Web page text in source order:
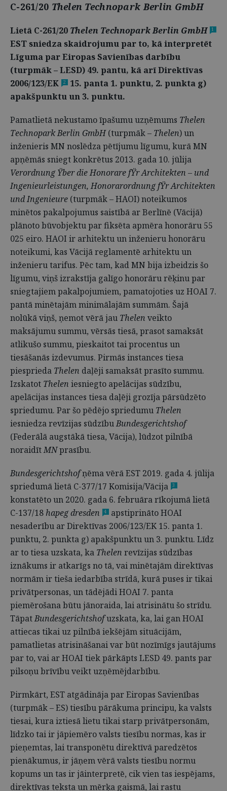
C-261/20 Thelen Technopark Berlin GmbH
Lietā C-261/20 Thelen Technopark Berlin GmbH 1
EST sniedza skaidrojumu par to, kā interpretēt
Līguma par Eiropas Savienības darbību
(turpmāk – LESD) 49. pantu, kā arī Direktīvas
2006/123/EK
2
15. panta 1. punktu, 2. punk­ta g)
apakšpunktu un 3. punktu.
Pamatlietā nekustamo īpašumu uzņēmums Thelen
Technopark Berlin GmbH(turpmāk – Thelen) un
inženieris MN noslēdza pētījumu līgumu, kurā MN
apņēmās sniegt konkrētus 2013. gada 10. jūlija
Verordnung Ÿber die Honorare fŸr Architekten – und
Ingenieurleistungen, Honorarordnung fŸr Architekten
und Ingenieure (turpmāk – HAOI) noteikumos
minētos pakalpojumus saistībā ar Berlīnē (Vācijā)
plānoto būvobjektu par fiksēta apmēra honorāru 55
025 eiro. HAOI ir arhitektu un inženieru honorāru
noteikumi, kas Vācijā reglamentē arhitektu un
inženieru tarifus. Pēc tam, kad MN bija izbeidzis šo
līgumu, viņš izrakstīja galīgo honorāru rēķinu par
sniegtajiem pakalpojumiem, pamatojoties uz HOAI 7.
pantā minētajām minimālajām summām. Šajā
nolūkā viņš, ņemot vērā jau Thelen veikto
maksājumu summu, vērsās tiesā, prasot samaksāt
atlikušo summu, pieskaitot tai procentus un
tiesāšanās izdevumus. Pirmās instances tiesa
piesprieda Thelen daļēji samaksāt prasīto summu.
Izskatot Thelen iesniegto apelācijas sūdzību,
apelācijas instances tiesa daļēji grozīja pārsūdzēto
spriedumu. Par šo pēdējo spriedumu Thelen
iesniedza revīzijas sūdzībuBundesgerichtshof
(Federālā augstākā tiesa, Vācija), lūdzot pilnībā
noraidītMNprasību.
Bundesgerichtshofņēma vērāEST 2019. gada 4. jūlija
spriedumā lietā C-377/17 Komisija/Vācija
3
konstatēto un 2020. gada 6. februāra rīkojumā lietā
C-137/18hapeg dresden 4
apstiprināto HOAI
nesaderību ar Direktīvas 2006/123/EK 15. panta 1.
punktu, 2. punkta g) apakšpunktu un 3. punktu. Līdz
ar to tiesa uzskata, ka Thelen revīzijas sūdzības
iznākums ir atkarīgs no tā, vai minētajām direktīvas
normām ir tieša iedarbība strīdā, kurā puses ir tikai
privātpersonas, un tādējādi HOAI 7. panta
piemērošana būtu jānoraida, lai atrisinātu šo strīdu.
TāpatBundesgerichtshofuzskata, ka, lai gan HOAI
attiecas tikai uz pilnībā iekšējām situācijām,
pamatlietas atrisināšanai var būt nozīmīgs jautājums
par to, vai ar HOAI tiek pārkāpts LESD 49. pants par
pilsoņu brīvību veikt uzņēmējdarbību.
Pirmkārt, EST atgādināja par Eiropas Savienības
(turpmāk – ES) tiesību pārākuma principu, ka valsts
tiesai, kura iztiesā lietu tikai starp privātpersonām,
līdzko tai ir jāpiemēro valsts tiesību normas, kas ir
pieņemtas, lai transponētu direktīvā paredzētos
pienākumus, ir jāņem vērā valsts tiesību normu
kopums un tas ir jāinterpretē, cik vien tas iespējams,
direktīvas teksta un mērķa gaismā, lai rastu